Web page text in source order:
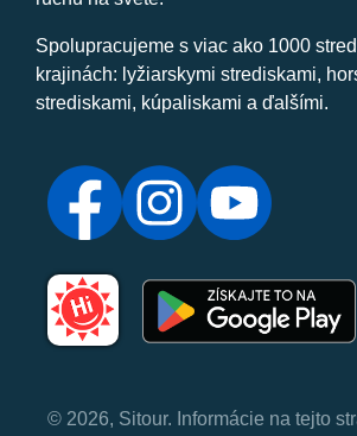
Spolupracujeme s viac ako 1000
krajinách: lyžiarskymi strediskami,
strediskami, kúpaliskami a ďalšími.
© 2026, Sitour. Informácie na tejto